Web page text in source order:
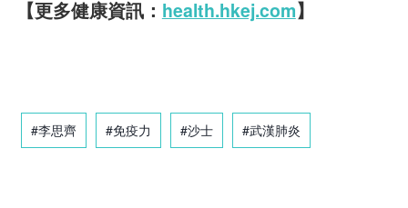
【更多健康資訊： health.hkej.com】
#李思齊 #免疫力 #沙士 #武漢肺炎